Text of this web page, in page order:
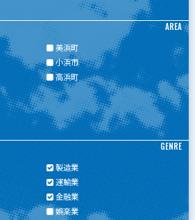
AREA
美浜町
小浜市
高浜町
GENRE
製造業
運輸業
金融業
娯楽業